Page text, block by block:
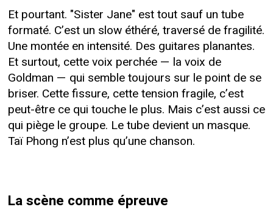
Et pourtant. "Sister Jane" est tout sauf un tube
formaté. C’est un slow éthéré, traversé de fragilité.
Une montée en intensité. Des guitares planantes.
Et surtout, cette voix perchée — la voix de
Goldman — qui semble toujours sur le point de se
briser. Cette fissure, cette tension fragile, c’est
peut-être ce qui touche le plus. Mais c’est aussi ce
qui piège le groupe. Le tube devient un masque.
Taï Phong n’est plus qu’une chanson.
La scène comme épreuve